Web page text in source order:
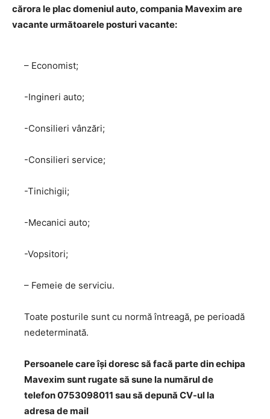
cărora le plac domeniul auto, compania Mavexim are
vacante următoarele posturi vacante:
– Economist;
-Ingineri auto;
-Consilieri vânzări;
-Consilieri service;
-Tinichigii;
-Mecanici auto;
-Vopsitori;
– Femeie de serviciu.
Toate posturile sunt cu normă întreagă, pe perioadă
nedeterminată.
Persoanele care își doresc să facă parte din echipa
Mavexim sunt rugate să sune la numărul de
telefon 0753098011 sau să depună CV-ul la
adresa de mail